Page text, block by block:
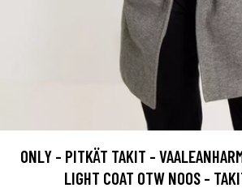
ONLY - PITKÄT TAKIT -
LIGHT COAT OTW NOOS -